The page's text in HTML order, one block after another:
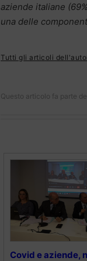
aziende italiane
una delle
Tutti gli articoli
Questo articolo fa parte
Covid e aziende,